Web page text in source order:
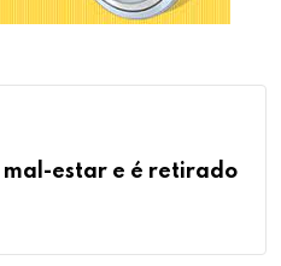
mal-estar e é retirado